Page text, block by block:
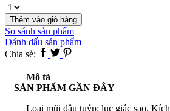
Đầu
tuýp
1/2"
ra
đầu
vít
giác
sao
Thêm vào giỏ hàng
So sánh sản phẩm
Đánh dấu sản phẩm
Chia sẻ: Facebook
TwitterPinterest
Mô tả
SẢN PHẨM GẦN ĐÂY
Loại mũi đầu tuýp: lục giác sao. Kích